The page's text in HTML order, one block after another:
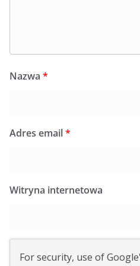
Nazwa *
Adres email*
Witryna internetowa
For security, use of